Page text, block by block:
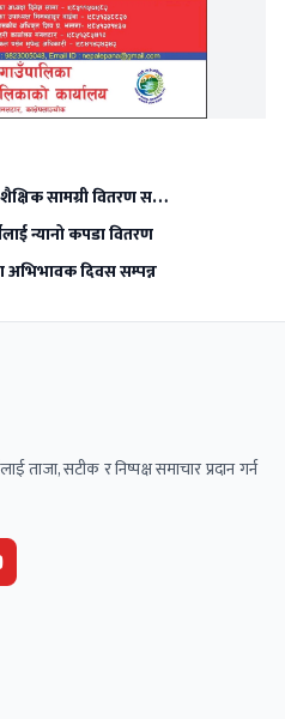
शैक्षिक सामग्री वितरण स…
न्यानो कपडा वितरण
अभिभावक दिवस सम्पन्न
ताजा, सटीक र निष्पक्ष समाचार प्रदान गर्न